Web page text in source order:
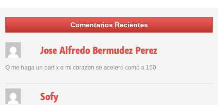
Comentarios Recientes
Jose Alfredo Bermudez Perez
Q me haga un part x q mi corazon se acelero como a 150
Sofy